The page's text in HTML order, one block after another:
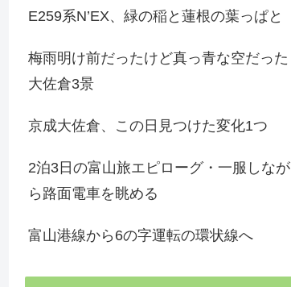
E259系N’EX、緑の稲と蓮根の葉っぱと
梅雨明け前だったけど真っ青な空だった
大佐倉3景
京成大佐倉、この日見つけた変化1つ
2泊3日の富山旅エピローグ・一服しなが
ら路面電車を眺める
富山港線から6の字運転の環状線へ